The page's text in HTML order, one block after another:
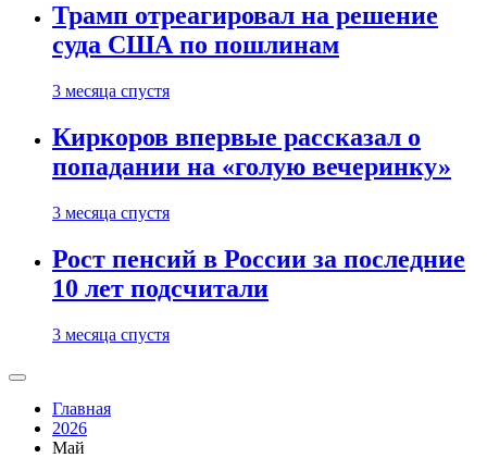
Трамп отреагировал на решение
суда США по пошлинам
3 месяца спустя
Киркоров впервые рассказал о
попадании на «голую вечеринку»
3 месяца спустя
Рост пенсий в России за последние
10 лет подсчитали
3 месяца спустя
Главная
2026
Май